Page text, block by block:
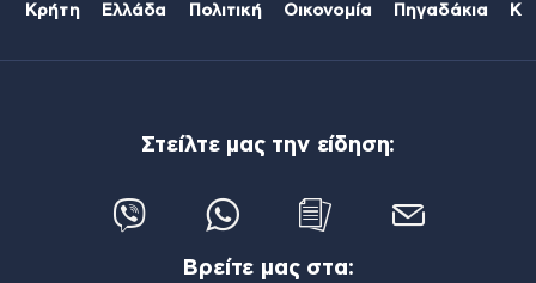
Κρήτη Ελλάδα Πολιτική Οικονομία Πηγαδάκια
Στείλτε μας την είδηση:
Βρείτε μας στα: